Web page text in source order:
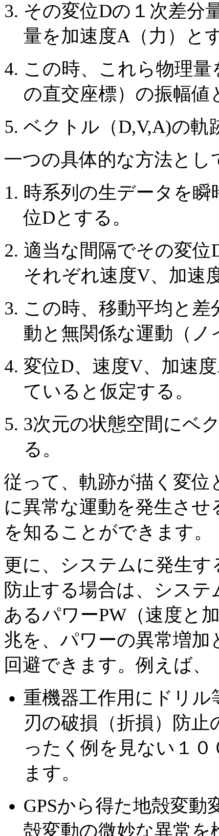
その変位Dの１次差分
量を加速度A（力）と
この時、これら物理
の直交座標）の振幅
ベクトル（D,V,A)の軌
一つの具体的な方法とし
時系列の生データを
位Dとする。
適当な間隔でその変
それぞれ速度V、加速
この時、移動平均と
動と無関係な運動（
変位D、速度V、加速
ていると仮定する。
3次元の状態空間にベ
る。
従って、軌跡が描く変
に異常な運動を発生さ
を知ることができます。
更に、システムに発生
防止する場合は、シス
あるパワーPW（速度と
兆を、パワーの異常増
回避できます。例えば、
重機器工作用にドリ
刃の破損（折損）防
ったく例を見ない１
ます。
GPSから得た地殻変
殻変動の微妙な異常